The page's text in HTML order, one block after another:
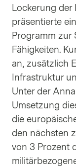
Lockerung der
präsentierte
Programm zur
Fähigkeiten.
an, zusätzlich
Infrastruktur
Unter der
Umsetzung
die
den nächsten
von 3 Prozent